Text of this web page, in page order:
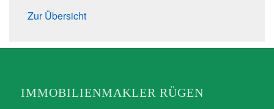
Zur Übersicht
IMMOBILIENMAKLER RÜGEN